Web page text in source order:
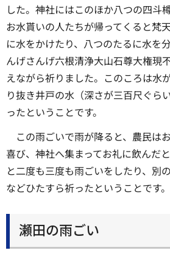
した。神社にはこのほか八つの四斗
お水貰いの人たちが帰ってくると梵
に水をかけたり、八つのたるに水を
んげさんげ六根清浄大山石尊大権現
えながら祈りました。このころは水
り抜き井戸の水（深さが三百尺ぐら
ったということです。
この雨ごいで雨が降ると、農民は
喜び、神社へ集まってお礼に飲んだ
と二度も三度も雨ごいをしたり、別
などひたすら祈ったということです。
瀬田の雨ごい